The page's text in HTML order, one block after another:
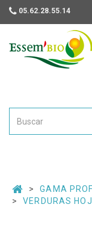
05.62.28.55.14
GAMA
VERDURAS